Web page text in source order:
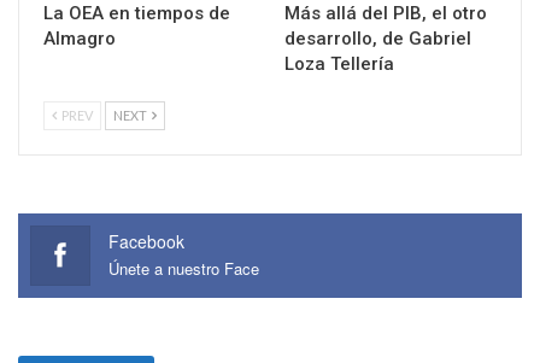
La OEA en tiempos de
Almagro
Más allá del PIB, el otro
desarrollo, de Gabriel
Loza Tellería
PREV NEXT
Facebook
Únete a nuestro Face